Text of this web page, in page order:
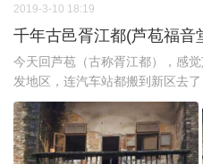
2019-3-10 18:19
千年古邑胥江都(芦苞福音
今天回芦苞（古称胥江都），感
发地区，连汽车站都搬到新区去了